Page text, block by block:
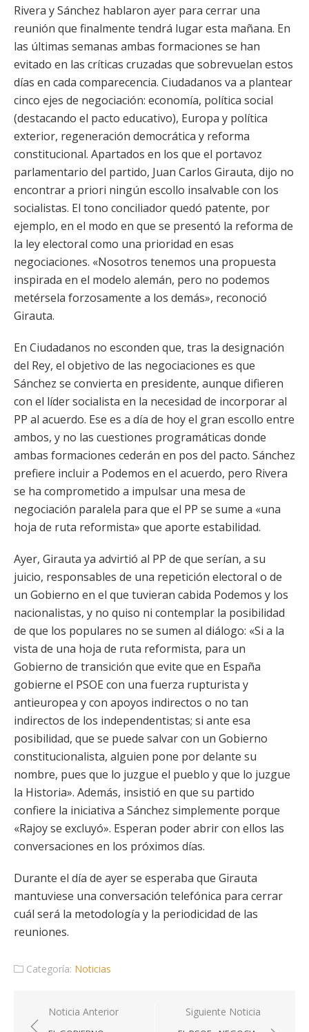
Rivera y Sánchez hablaron ayer para cerrar una
reunión que finalmente tendrá lugar esta mañana. En
las últimas semanas ambas formaciones se han
evitado en las críticas cruzadas que sobrevuelan estos
días en cada comparecencia. Ciudadanos va a plantear
cinco ejes de negociación: economía, política social
(destacando el pacto educativo), Europa y política
exterior, regeneración democrática y reforma
constitucional. Apartados en los que el portavoz
parlamentario del partido, Juan Carlos Girauta, dijo no
encontrar a priori ningún escollo insalvable con los
socialistas. El tono conciliador quedó patente, por
ejemplo, en el modo en que se presentó la reforma de
la ley electoral como una prioridad en esas
negociaciones. «Nosotros tenemos una propuesta
inspirada en el modelo alemán, pero no podemos
metérsela forzosamente a los demás», reconoció
Girauta.
En Ciudadanos no esconden que, tras la designación
del Rey, el objetivo de las negociaciones es que
Sánchez se convierta en presidente, aunque difieren
con el líder socialista en la necesidad de incorporar al
PP al acuerdo. Ese es a día de hoy el gran escollo entre
ambos, y no las cuestiones programáticas donde
ambas formaciones cederán en pos del pacto. Sánchez
prefiere incluir a Podemos en el acuerdo, pero Rivera
se ha comprometido a impulsar una mesa de
negociación paralela para que el PP se sume a «una
hoja de ruta reformista» que aporte estabilidad.
Ayer, Girauta ya advirtió al PP de que serían, a su
juicio, responsables de una repetición electoral o de
un Gobierno en el que tuvieran cabida Podemos y los
nacionalistas, y no quiso ni contemplar la posibilidad
de que los populares no se sumen al diálogo: «Si a la
vista de una hoja de ruta reformista, para un
Gobierno de transición que evite que en España
gobierne el PSOE con una fuerza rupturista y
antieuropea y con apoyos indirectos o no tan
indirectos de los independentistas; si ante esa
posibilidad, que se puede salvar con un Gobierno
constitucionalista, alguien pone por delante su
nombre, pues que lo juzgue el pueblo y que lo juzgue
la Historia». Además, insistió en que su partido
confiere la iniciativa a Sánchez simplemente porque
«Rajoy se excluyó». Esperan poder abrir con ellos las
conversaciones en los próximos días.
Durante el día de ayer se esperaba que Girauta
mantuviese una conversación telefónica para cerrar
cuál será la metodología y la periodicidad de las
reuniones.
Categoría: Noticias
Navegación
Noticia Anterior Siguiente Noticia